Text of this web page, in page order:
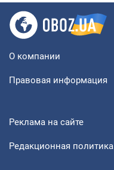
О компании
Правовая информация
Реклама на сайте
Редакционная политика